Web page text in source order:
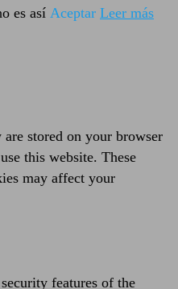
es así Aceptar Leer más
stored on your browser
this website. These
may affect your
features of the